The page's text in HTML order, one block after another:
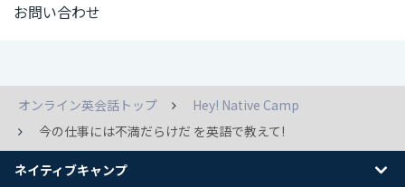
お問い合わせ
オンライン英会話トップ
Hey! Native Camp
今の仕事には不満だらけだ を英語で教えて!
ネイティブキャンプ